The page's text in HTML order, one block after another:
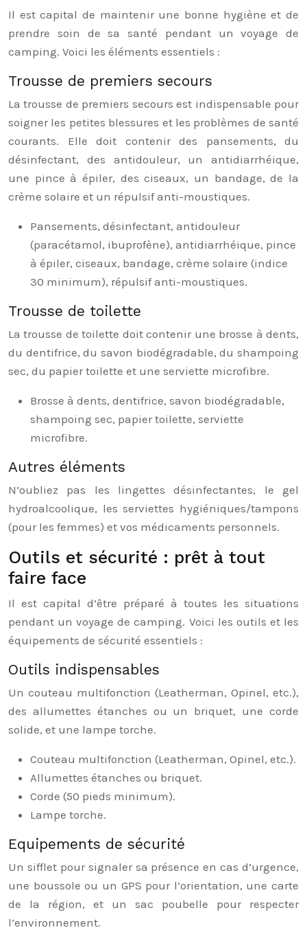
Il est capital de maintenir une bonne hygiène et de
prendre soin de sa santé pendant un voyage de
camping. Voici les éléments essentiels :
Trousse de premiers secours
La trousse de premiers secours est indispensable pour
soigner les petites blessures et les problèmes de santé
courants. Elle doit contenir des pansements, du
désinfectant, des antidouleur, un antidiarrhéique,
une pince à épiler, des ciseaux, un bandage, de la
crème solaire et un répulsif anti-moustiques.
Pansements, désinfectant, antidouleur
(paracétamol, ibuprofène), antidiarrhéique, pince
à épiler, ciseaux, bandage, crème solaire (indice
30 minimum), répulsif anti-moustiques.
Trousse de toilette
La trousse de toilette doit contenir une brosse à dents,
du dentifrice, du savon biodégradable, du shampoing
sec, du papier toilette et une serviette microfibre.
Brosse à dents, dentifrice, savon biodégradable,
shampoing sec, papier toilette, serviette
microfibre.
Autres éléments
N’oubliez pas les lingettes désinfectantes, le gel
hydroalcoolique, les serviettes hygiéniques/tampons
(pour les femmes) et vos médicaments personnels.
Outils et sécurité : prêt à tout
faire face
Il est capital d’être préparé à toutes les situations
pendant un voyage de camping. Voici les outils et les
équipements de sécurité essentiels :
Outils indispensables
Un couteau multifonction (Leatherman, Opinel, etc.),
des allumettes étanches ou un briquet, une corde
solide, et une lampe torche.
Couteau multifonction (Leatherman, Opinel, etc.).
Allumettes étanches ou briquet.
Corde (50 pieds minimum).
Lampe torche.
Equipements de sécurité
Un sifflet pour signaler sa présence en cas d’urgence,
une boussole ou un GPS pour l’orientation, une carte
de la région, et un sac poubelle pour respecter
l’environnement.